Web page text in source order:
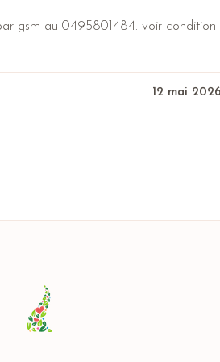
gsm au 0495801484. voir condition
12 mai